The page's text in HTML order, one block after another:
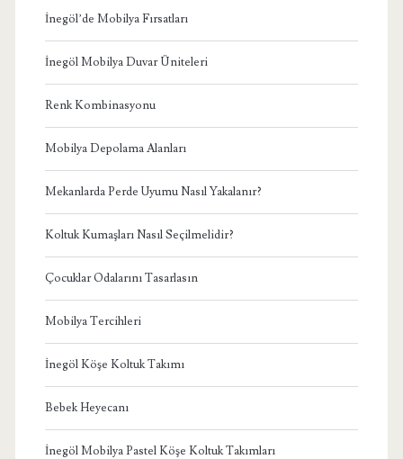
İnegöl’de Mobilya Fırsatları
İnegöl Mobilya Duvar Üniteleri
Renk Kombinasyonu
Mobilya Depolama Alanları
Mekanlarda Perde Uyumu Nasıl Yakalanır?
Koltuk Kumaşları Nasıl Seçilmelidir?
Çocuklar Odalarını Tasarlasın
Mobilya Tercihleri
İnegöl Köşe Koltuk Takımı
Bebek Heyecanı
İnegöl Mobilya Pastel Köşe Koltuk Takımları